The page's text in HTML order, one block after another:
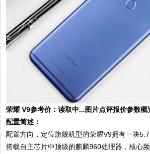
荣耀 V9参考价：读取中...图片点评报价参数概
配置简述：
配置方向，定位旗舰机型的荣耀V9拥有一块
搭载自主芯片中顶级的麒麟960处理器，核心